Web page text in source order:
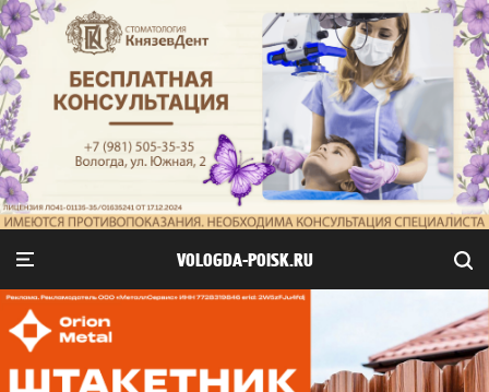
VOLOGDA-POISK.RU